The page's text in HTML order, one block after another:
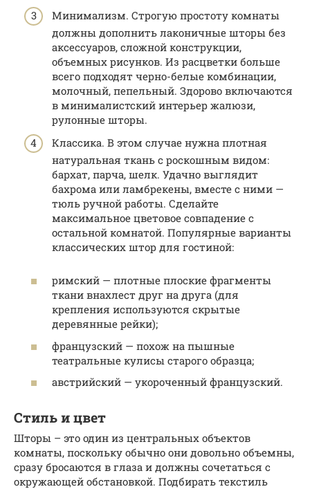
Минимализм. Строгую простоту комнаты
должны дополнить лаконичные шторы без
аксессуаров, сложной конструкции,
объемных рисунков. Из расцветки больше
всего подходят черно-белые комбинации,
молочный, пепельный. Здорово включаются
в минималистский интерьер жалюзи,
рулонные шторы.
Классика. В этом случае нужна плотная
натуральная ткань с роскошным видом:
бархат, парча, шелк. Удачно выглядит
бахрома или ламбрекены, вместе с ними —
тюль ручной работы. Сделайте
максимальное цветовое совпадение с
остальной комнатой. Популярные варианты
классических штор для гостиной:
римский — плотные плоские фрагменты
ткани внахлест друг на друга (для
крепления используются скрытые
деревянные рейки);
французский — похож на пышные
театральные кулисы старого образца;
австрийский — укороченный французский.
Стиль и цвет
Шторы – это один из центральных объектов
комнаты, поскольку обычно они довольно объемны,
сразу бросаются в глаза и должны сочетаться с
окружающей обстановкой. Подбирать текстиль